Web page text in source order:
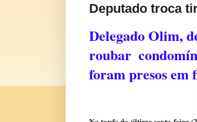
Deputado troca
Delegado Olim,
roubar
foram presos em